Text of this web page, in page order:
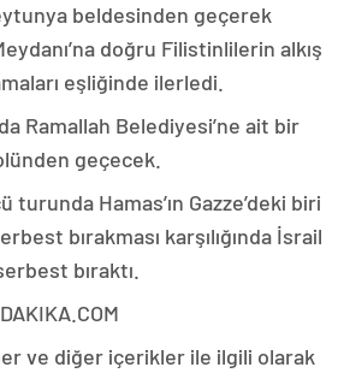
beldesinden geçerek
doğru Filistinlilerin alkış
eşliğinde ilerledi.
Ramallah Belediyesi’ne ait bir
geçecek.
turunda Hamas’ın Gazze’deki biri
bırakması karşılığında İsrail
bıraktı.
ve diğer içerikler ile ilgili olarak